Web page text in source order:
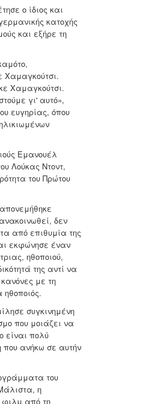
ο ίδιος και
κατοχής
και εξήρε τη
Χαμαγκούτσι.
Χαμαγκούτσι.
γι' αυτό»,
ευγηρίας, όπου
Εμανουέλ
Λούκας Ντοντ,
του Πρώτου
δεν
από επιθυμία της
εκφώνησε έναν
ηθοποιού,
της αντί να
με τη
συγκινημένη
που μοιάζει να
είναι πολύ
ανήκω σε αυτήν
του
η
φιλμ από τη